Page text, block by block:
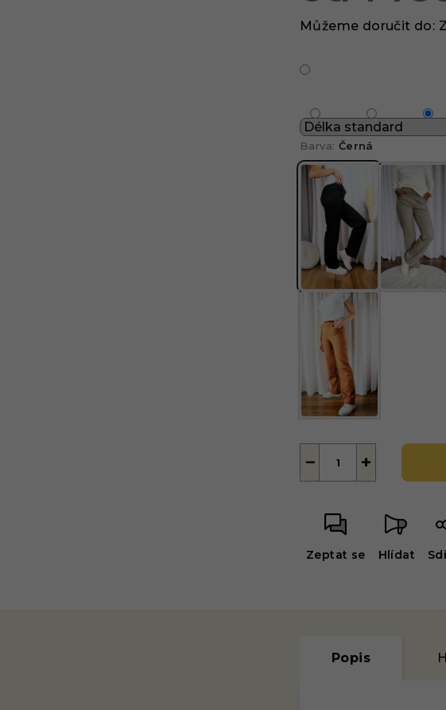
Barva: Černá
Měrná
Můžeme doručit do:
+
−
Zeptat se Hlídat
Popis